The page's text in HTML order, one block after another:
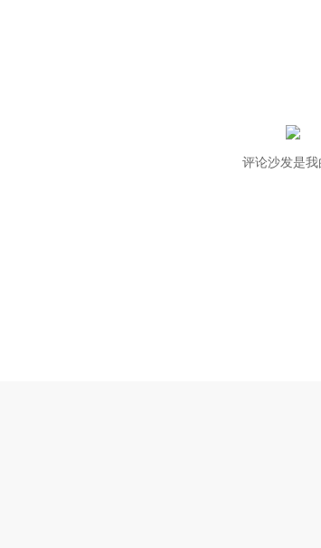
评论沙发是我